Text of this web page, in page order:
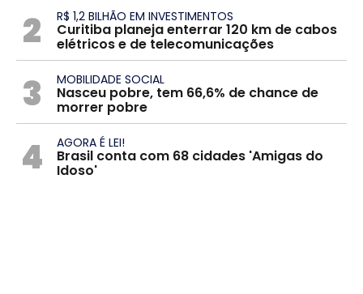
2 R$ 1,2 BILHÃO EM INVESTIMENTOS
Curitiba planeja enterrar 120 km de cabos
elétricos e de telecomunicações
3 MOBILIDADE SOCIAL
Nasceu pobre, tem 66,6% de chance de
morrer pobre
4 AGORA É LEI!
Brasil conta com 68 cidades 'Amigas do
Idoso'